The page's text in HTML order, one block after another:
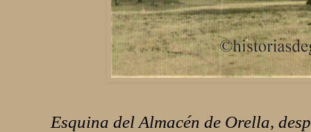
Esquina del Almacén de Orella,